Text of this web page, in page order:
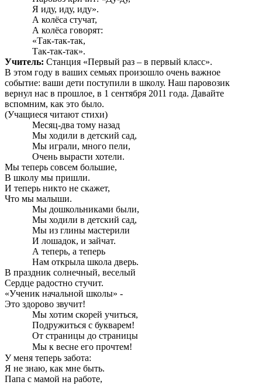
Я иду, иду, иду».
А колёса стучат,
А колёса говорят:
«Так-так-так,
Так-так-так».
Учитель: Станция «Первый раз – в первый класс».
В этом году в ваших семьях произошло очень важное
событие: ваши дети поступили в школу. Наш паровозик
вернул нас в прошлое, в 1 сентября 2011 года. Давайте
вспомним, как это было.
(Учащиеся читают стихи)
Месяц-два тому назад
Мы ходили в детский сад,
Мы играли, много пели,
Очень вырасти хотели.
Мы теперь совсем большие,
В школу мы пришли.
И теперь никто не скажет,
Что мы малыши.
Мы дошкольниками были,
Мы ходили в детский сад,
Мы из глины мастерили
И лошадок, и зайчат.
А теперь, а теперь
Нам открыла школа дверь.
В праздник солнечный, веселый
Сердце радостно стучит.
«Ученик начальной школы» -
Это здорово звучит!
Мы хотим скорей учиться,
Подружиться с букварем!
От страницы до страницы
Мы к весне его прочтем!
У меня теперь забота:
Я не знаю, как мне быть.
Папа с мамой на работе,